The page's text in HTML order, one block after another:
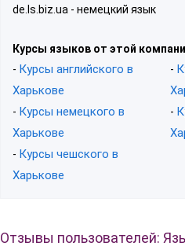
de.ls.biz.ua - немецкий язык
Курсы языков от этой
- Курсы английского в
Харькове
- Курсы немецкого в
Харькове
- Курсы чешского в
Харькове
-
-
Отзывы пользователей: